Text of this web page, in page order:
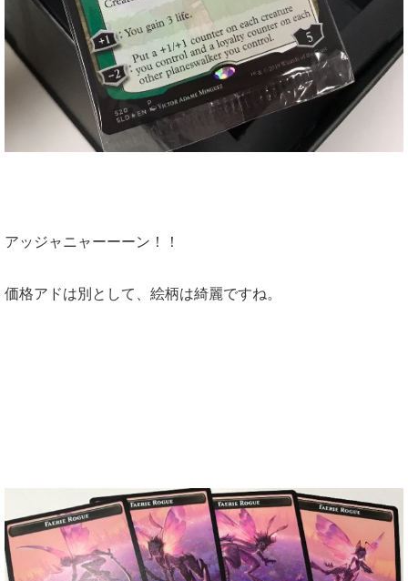
アッジャニャーーーン！！
価格アドは別として、絵柄は綺麗ですね。